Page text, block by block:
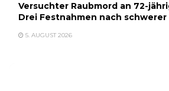
Versuchter Raubmord an 72-
Drei Festnahmen nach
5. AUGUST 2026